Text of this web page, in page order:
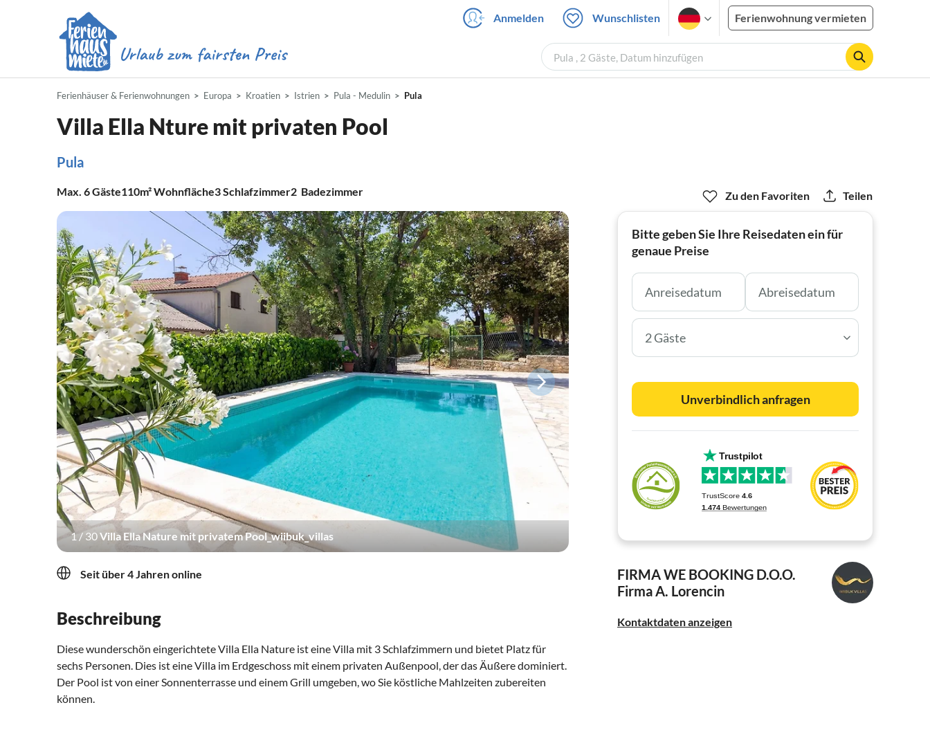
Anmelden Wunschlisten Ferienwohnung vermieten
Pula , 2 Gäste, Datum hinzufügen
Ferienhäuser & Ferienwohnungen Europa Kroatien Istrien Pula - Medulin Pula
Villa Ella Nture mit privaten Pool
Pula
Max. 6Gäste110m²Wohnfläche3Schlafzimmer2 Badezimmer
1 / 30Villa Ella Nature mit privatem Pool_wiibuk_villas
Seit über 4 Jahren online
Beschreibung
Diese wunderschön eingerichtete Villa Ella Nature ist eine Villa mit 3 Schlafzimmern und bietet Platz für
sechs Personen. Dies ist eine Villa im Erdgeschoss mit einem privaten Außenpool, der das Äußere dominiert.
Der Pool ist von einer Sonnenterrasse und einem Grill umgeben, wo Sie köstliche Mahlzeiten zubereiten
können.
Zu den Favoriten Teilen
Bitte geben Sie Ihre Reisedaten ein für
genaue Preise
2 Gäste
Unverbindlich anfragen
FIRMA WE BOOKING D.O.O.
Firma A. Lorencin
Kontaktdaten anzeigen